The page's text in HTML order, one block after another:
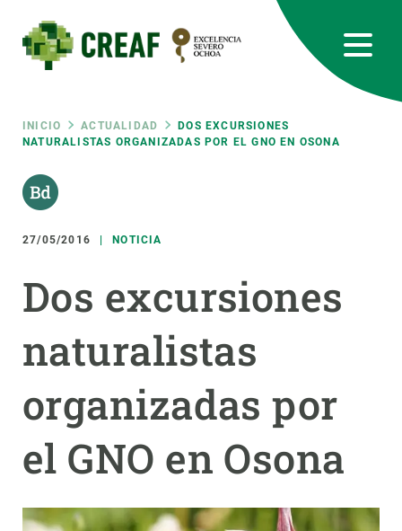
contenido
principal
Ruta
de
navegación
INICIO ACTUALIDAD
DOS EXCURSIONES
NATURALISTAS ORGANIZADAS POR EL GNO EN OSONA
27/05/2016 NOTICIA
Dos excursiones
naturalistas
organizadas por
el GNO en Osona
RRSS
Featured
responsive
INTRANET
Responsive
menu
INVESTIGACIÓN
CIENCIA EN ACCIÓN
ÚNETE A NOSOTROS
PARTICIPA